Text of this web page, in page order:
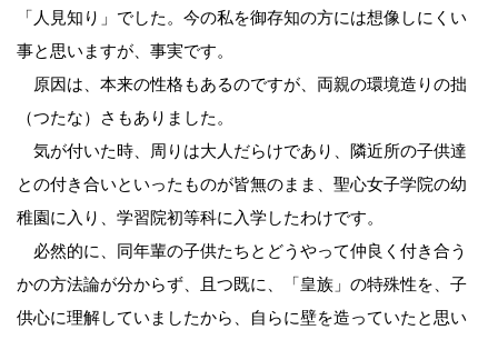
「人見知り」でした。今の私を御存知の方には想像しにくい
事と思いますが、事実です。
原因は、本来の性格もあるのですが、両親の環境造りの拙
（つたな）さもありました。
気が付いた時、周りは大人だらけであり、隣近所の子供達
との付き合いといったものが皆無のまま、聖心女子学院の幼
稚園に入り、学習院初等科に入学したわけです。
必然的に、同年輩の子供たちとどうやって仲良く付き合う
かの方法論が分からず、且つ既に、「皇族」の特殊性を、子
供心に理解していましたから、自らに壁を造っていたと思い